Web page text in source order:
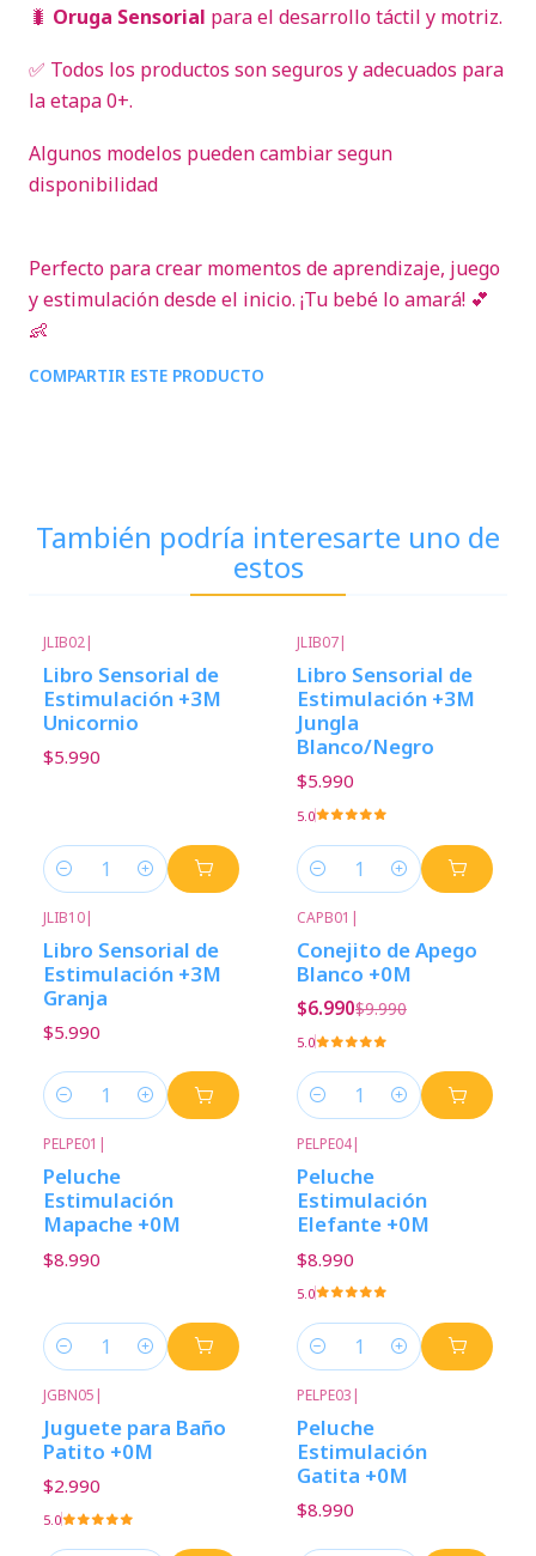
🐛 Oruga Sensorial para el desarrollo táctil y motriz.
✅ Todos los productos son seguros y adecuados para
la etapa 0+.
Algunos modelos pueden cambiar segun
disponibilidad
Perfecto para crear momentos de aprendizaje, juego
y estimulación desde el inicio. ¡Tu bebé lo amará! 💕
👶
COMPARTIR ESTE PRODUCTO
También podría interesarte uno de
estos
JLIB02|
Libro Sensorial de
Estimulación +3M
Unicornio
$5.990
Cantidad
JLIB07|
Libro Sensorial de
Estimulación +3M
Jungla
Blanco/Negro
$5.990
5.0
Cantidad
JLIB10|
Libro Sensorial de
Estimulación +3M
Granja
$5.990
Cantidad
CAPB01 |
Conejito de Apego
Blanco +0M
$6.990$9.990
5.0
Cantidad
PELPE01 |
Peluche
Estimulación
Mapache +0M
$8.990
Cantidad
PELPE04|
Peluche
Estimulación
Elefante +0M
$8.990
5.0
Cantidad
JGBN05 |
Juguete para Baño
Patito +0M
$2.990
5.0
PELPE03 |
Peluche
Estimulación
Gatita +0M
$8.990